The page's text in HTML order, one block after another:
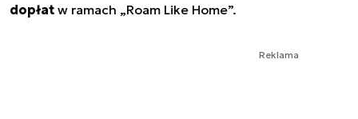
dopłat w ramach „Roam Like Home”.
Reklama